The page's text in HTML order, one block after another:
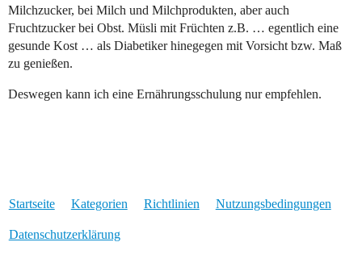
Milchzucker, bei Milch und Milchprodukten, aber auch
Fruchtzucker bei Obst. Müsli mit Früchten z.B. … egentlich eine
gesunde Kost … als Diabetiker hinegegen mit Vorsicht bzw. Maß
zu genießen.
Deswegen kann ich eine Ernährungsschulung nur empfehlen.
Startseite Kategorien Richtlinien Nutzungsbedingungen
Datenschutzerklärung